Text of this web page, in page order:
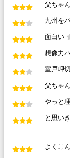
父ちゃ
九州を
面白い
想像力
室戸岬
父ちゃ
やっと
と思い
よくこ